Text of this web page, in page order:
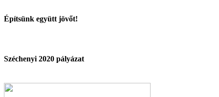
Építsünk együtt jövőt!
Széchenyi 2020 pályázat